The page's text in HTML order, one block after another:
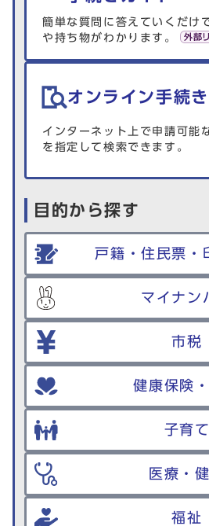
簡単な質問に答えていくだけ
や持ち物がわかります。
オンライン手続
インターネット上で申請可能
を指定して検索できます。
目的から探す
戸籍・住民票・
マイナン
市税
健康保険
子育て
医療・
福祉